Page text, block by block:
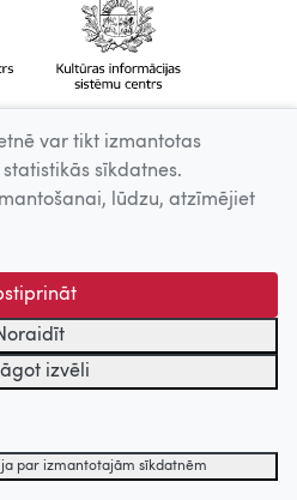
var tikt izmantotas
sīkdatnes.
lūdzu, atzīmējiet
izvēli
par izmantotajām sīkdatnēm